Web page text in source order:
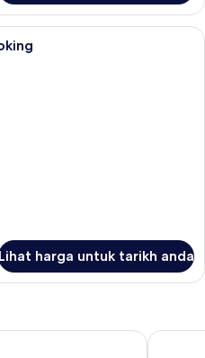
1 bilik tidur, peti besi dalam bilik,
harga untuk tarikh anda